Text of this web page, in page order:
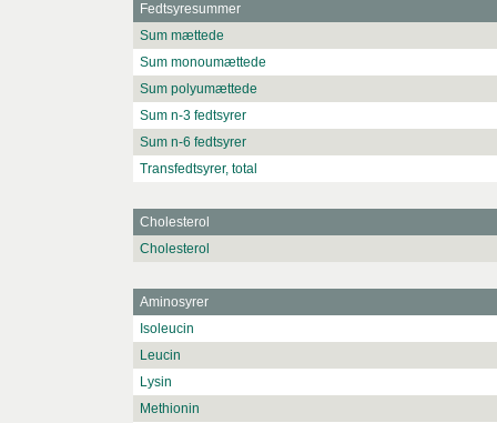
Fedtsyresummer
Sum mættede
Sum monoumættede
Sum polyumættede
Sum n-3 fedtsyrer
Sum n-6 fedtsyrer
Transfedtsyrer, total
Cholesterol
Cholesterol
Aminosyrer
Isoleucin
Leucin
Lysin
Methionin